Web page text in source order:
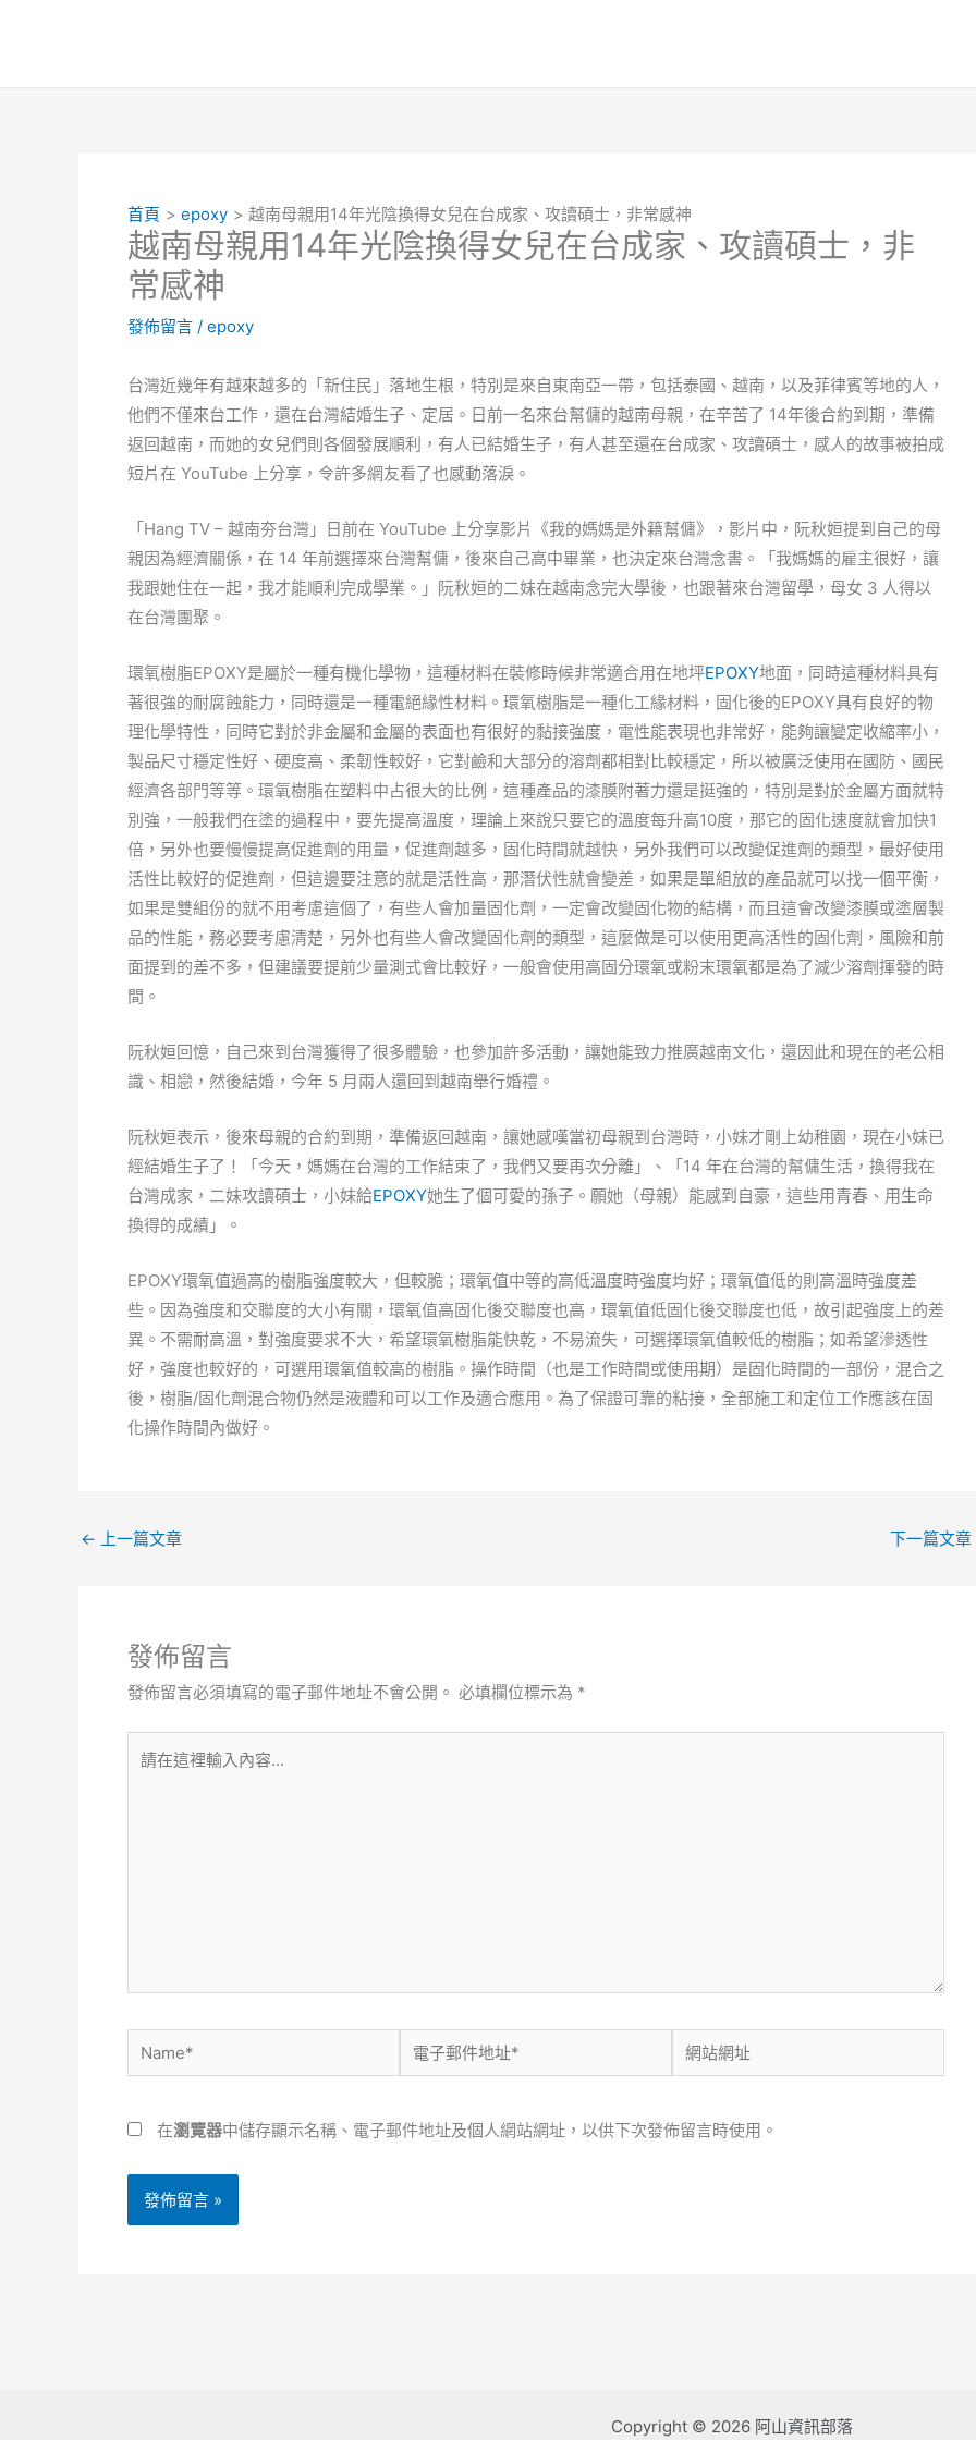
首頁 epoxy 越南母親用14年光陰換得女兒在台成家、攻讀碩士，非常感神
越南母親用14年光陰換得女兒在台成家、攻讀碩士，非
常感神
發佈留言 / epoxy
台灣近幾年有越來越多的「新住民」落地生根，特別是來自東南亞一帶，包括泰國、越南，以及菲律賓等地的人，
他們不僅來台工作，還在台灣結婚生子、定居。日前一名來台幫傭的越南母親，在辛苦了 14年後合約到期，準備
返回越南，而她的女兒們則各個發展順利，有人已結婚生子，有人甚至還在台成家、攻讀碩士，感人的故事被拍成
短片在 YouTube 上分享，令許多網友看了也感動落淚。
「Hang TV – 越南夯台灣」日前在 YouTube 上分享影片《我的媽媽是外籍幫傭》，影片中，阮秋姮提到自己的母
親因為經濟關係，在 14 年前選擇來台灣幫傭，後來自己高中畢業，也決定來台灣念書。「我媽媽的雇主很好，讓
我跟她住在一起，我才能順利完成學業。」阮秋姮的二妹在越南念完大學後，也跟著來台灣留學，母女 3 人得以
在台灣團聚。
環氧樹脂EPOXY是屬於一種有機化學物，這種材料在裝修時候非常適合用在地坪EPOXY地面，同時這種材料具有
著很強的耐腐蝕能力，同時還是一種電絕緣性材料。環氧樹脂是一種化工緣材料，固化後的EPOXY具有良好的物
理化學特性，同時它對於非金屬和金屬的表面也有很好的黏接強度，電性能表現也非常好，能夠讓變定收縮率小，
製品尺寸穩定性好、硬度高、柔韌性較好，它對鹼和大部分的溶劑都相對比較穩定，所以被廣泛使用在國防、國民
經濟各部門等等。環氧樹脂在塑料中占很大的比例，這種產品的漆膜附著力還是挺強的，特別是對於金屬方面就特
別強，一般我們在塗的過程中，要先提高溫度，理論上來說只要它的溫度每升高10度，那它的固化速度就會加快1
倍，另外也要慢慢提高促進劑的用量，促進劑越多，固化時間就越快，另外我們可以改變促進劑的類型，最好使用
活性比較好的促進劑，但這邊要注意的就是活性高，那潛伏性就會變差，如果是單組放的產品就可以找一個平衡，
如果是雙組份的就不用考慮這個了，有些人會加量固化劑，一定會改變固化物的結構，而且這會改變漆膜或塗層製
品的性能，務必要考慮清楚，另外也有些人會改變固化劑的類型，這麼做是可以使用更高活性的固化劑，風險和前
面提到的差不多，但建議要提前少量測式會比較好，一般會使用高固分環氧或粉末環氧都是為了減少溶劑揮發的時
間。
阮秋姮回憶，自己來到台灣獲得了很多體驗，也參加許多活動，讓她能致力推廣越南文化，還因此和現在的老公相
識、相戀，然後結婚，今年 5 月兩人還回到越南舉行婚禮。
阮秋姮表示，後來母親的合約到期，準備返回越南，讓她感嘆當初母親到台灣時，小妹才剛上幼稚園，現在小妹已
經結婚生子了！「今天，媽媽在台灣的工作結束了，我們又要再次分離」、「14 年在台灣的幫傭生活，換得我在
台灣成家，二妹攻讀碩士，小妹給EPOXY她生了個可愛的孫子。願她（母親）能感到自豪，這些用青春、用生命
換得的成績」。
EPOXY環氧值過高的樹脂強度較大，但較脆；環氧值中等的高低溫度時強度均好；環氧值低的則高溫時強度差
些。因為強度和交聯度的大小有關，環氧值高固化後交聯度也高，環氧值低固化後交聯度也低，故引起強度上的差
異。不需耐高溫，對強度要求不大，希望環氧樹脂能快乾，不易流失，可選擇環氧值較低的樹脂；如希望滲透性
好，強度也較好的，可選用環氧值較高的樹脂。操作時間（也是工作時間或使用期）是固化時間的一部份，混合之
後，樹脂/固化劑混合物仍然是液體和可以工作及適合應用。為了保證可靠的粘接，全部施工和定位工作應該在固
化操作時間內做好。
← 上一篇文章 下一篇文章
發佈留言
發佈留言必須填寫的電子郵件地址不會公開。 必填欄位標示為 *
在
Name*
子
件
站
址
在瀏覽器中儲存顯示名稱、電子郵件地址及個人網站網址，以供下次發佈留言時使用。
Copyright © 2026 阿山資訊部落